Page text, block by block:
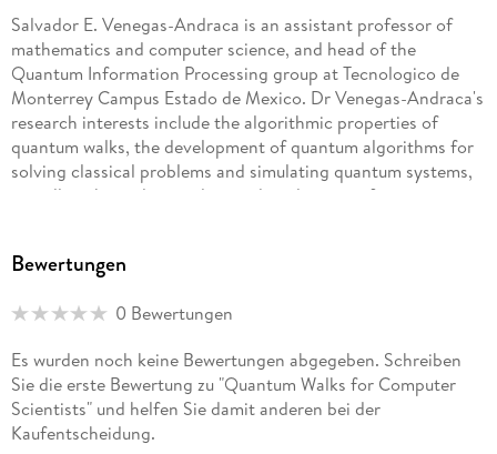
Salvador E. Venegas-Andraca is an assistant professor of
mathematics and computer science, and head of the
Quantum Information Processing group at Tecnologico de
Monterrey Campus Estado de Mexico. Dr Venegas-Andraca's
research interests include the algorithmic properties of
quantum walks, the development of quantum algorithms for
solving classical problems and simulating quantum systems,
as well as the understanding and application of non-
quantum and classical strategies for solving problems from
Venegas-Andraca holds a BSc in Computer Science and
MSc and PhD degrees in Computer Science and Quantum
Computation respectively, both degrees from the University
of Oxford. He is a true devotee of science, computer
technology, history, philosophy and politics.
Bewertungen
0 Bewertungen
Es wurden noch keine Bewertungen abgegeben. Schreiben
Sie die erste Bewertung zu "Quantum Walks for Computer
Scientists" und helfen Sie damit anderen bei der
Kaufentscheidung.